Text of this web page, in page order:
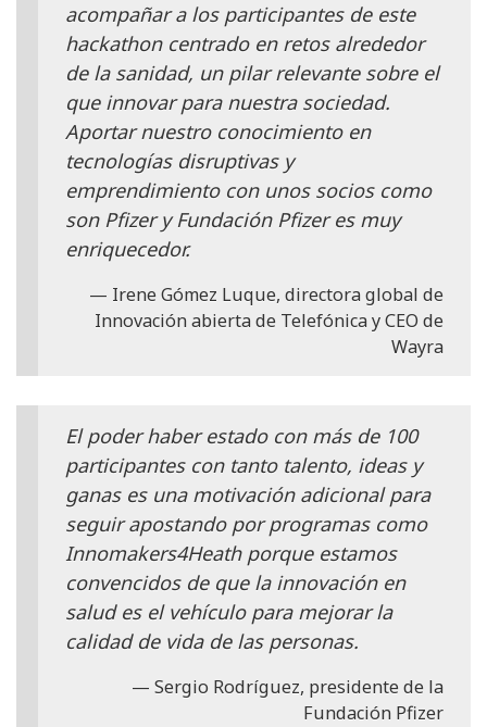
acompañar a los participantes de este
hackathon centrado en retos alrededor
de la sanidad, un pilar relevante sobre el
que innovar para nuestra sociedad.
Aportar nuestro conocimiento en
tecnologías disruptivas y
emprendimiento con unos socios como
son Pfizer y Fundación Pfizer es muy
enriquecedor.
Irene Gómez Luque, directora global de
Innovación abierta de Telefónica y CEO de
Wayra
El poder haber estado con más de 100
participantes con tanto talento, ideas y
ganas es una motivación adicional para
seguir apostando por programas como
Innomakers4Heath porque estamos
convencidos de que la innovación en
salud es el vehículo para mejorar la
calidad de vida de las personas.
Sergio Rodríguez, presidente de la
Fundación Pfizer